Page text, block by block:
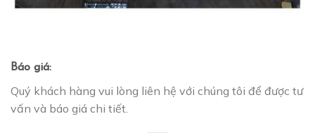
Báo giá:
Quý khách hàng vui lòng liên hệ với chúng tôi để được tư
vấn và báo giá chi tiết.